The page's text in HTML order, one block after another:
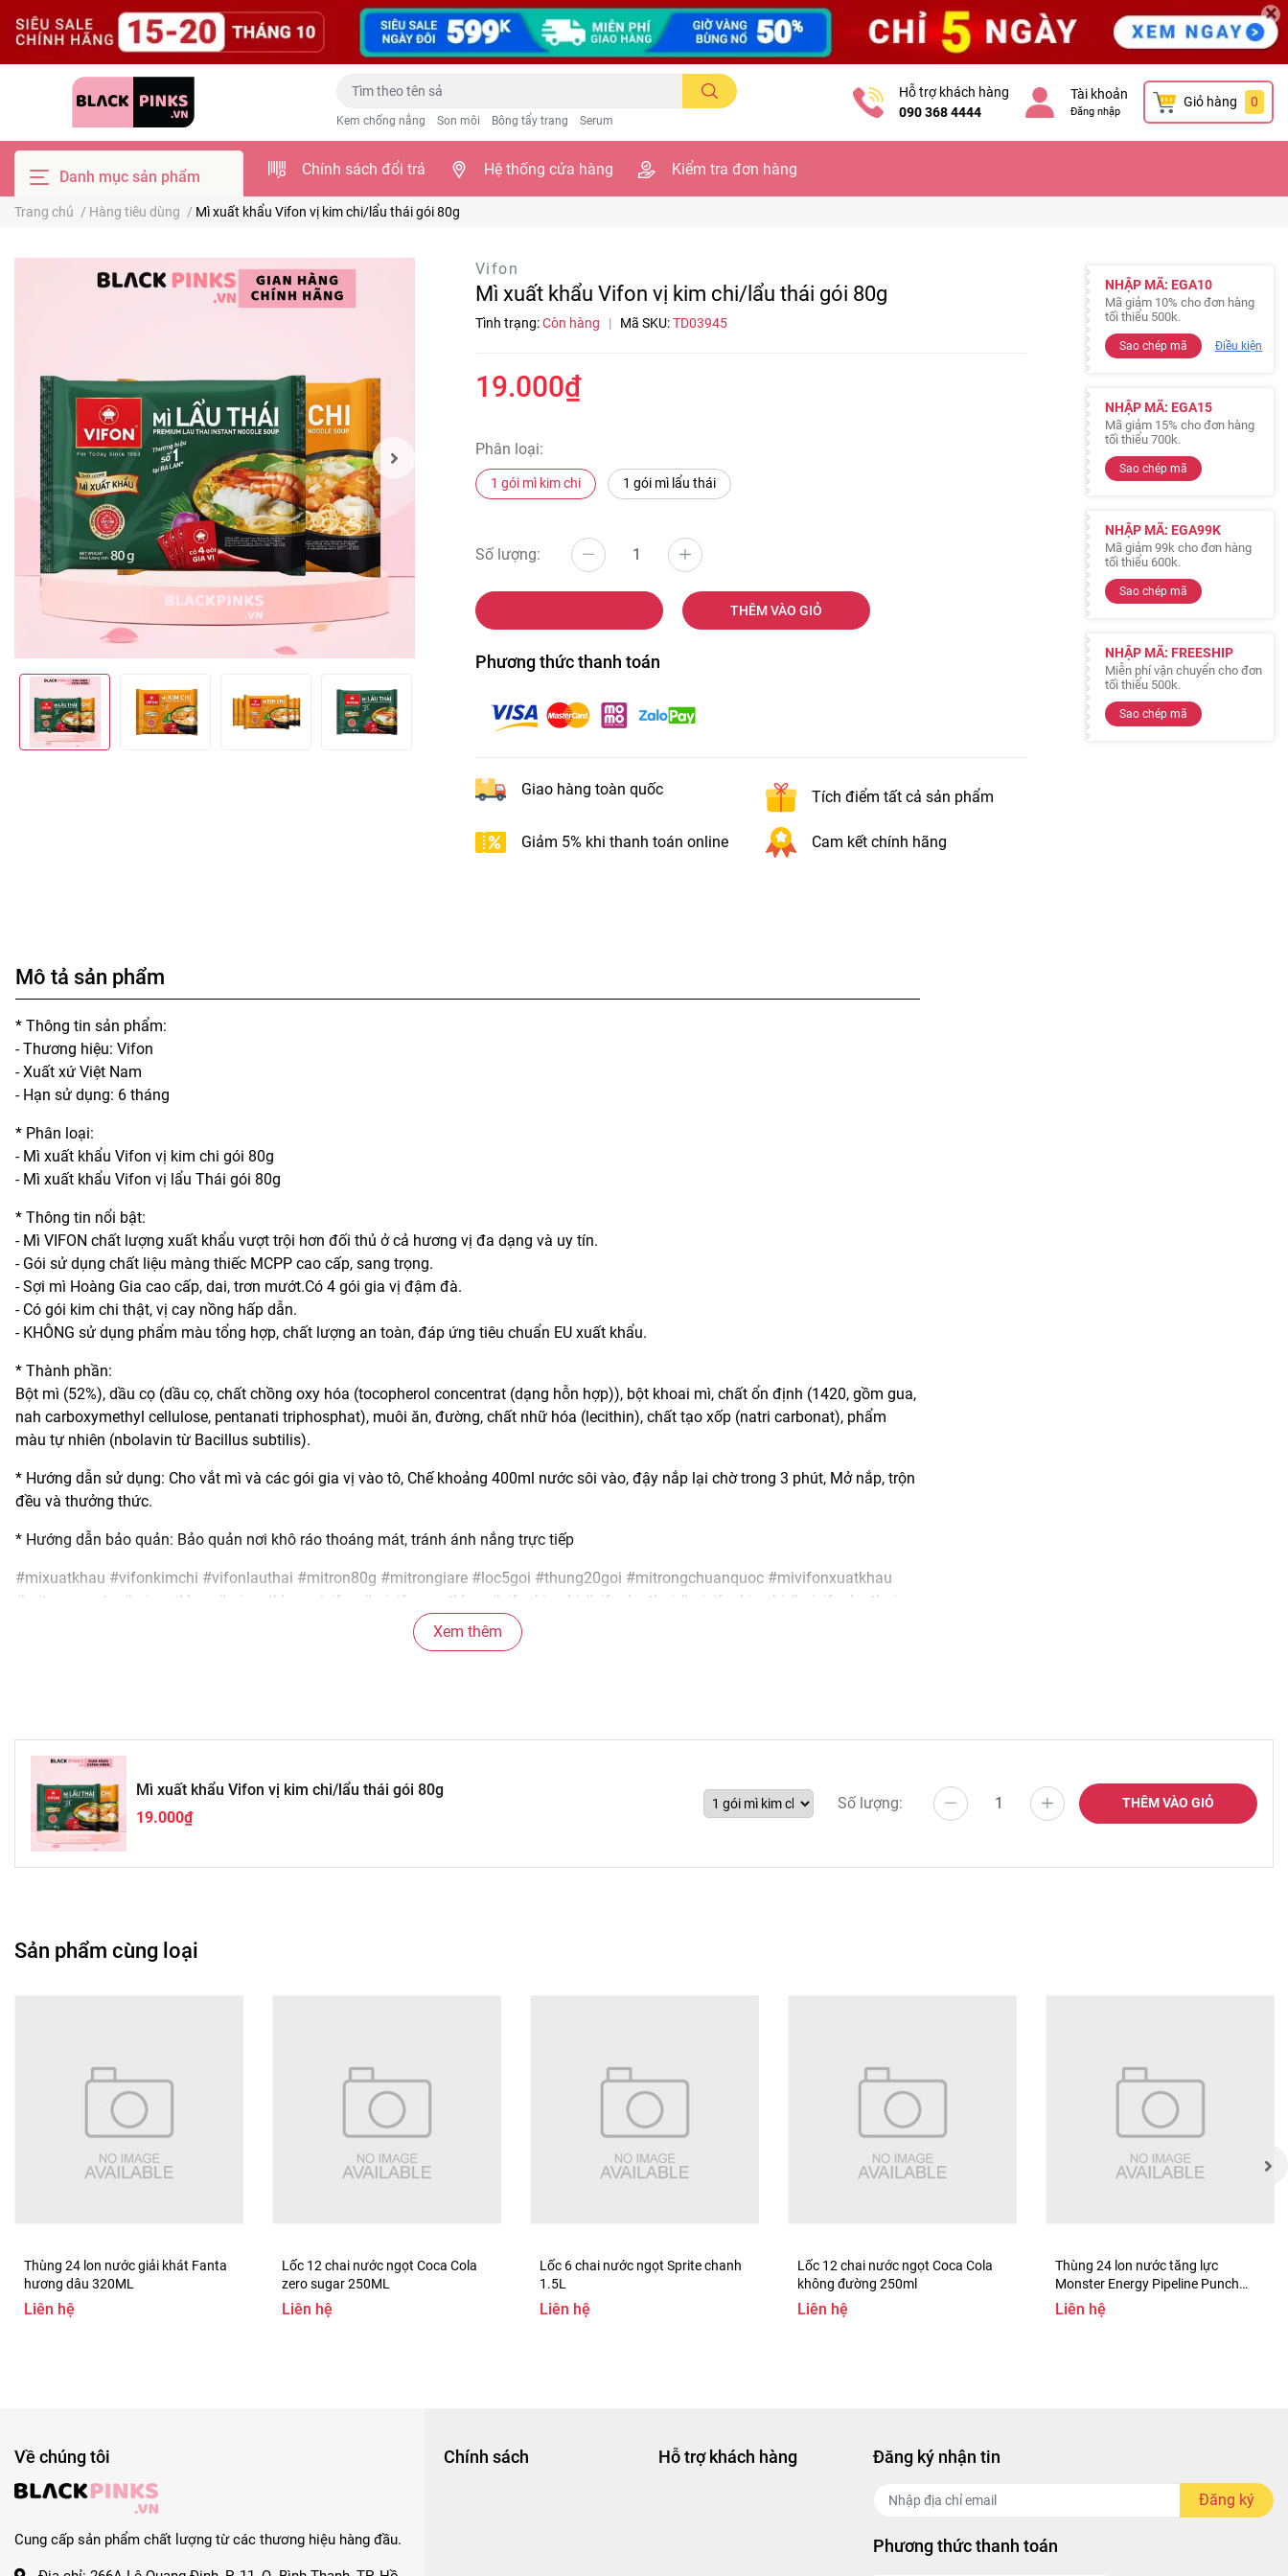
×
Kem chống nắng Son môi Bông tẩy trang Serum
Hỗ trợ khách hàng
090 368 4444
Tài khoản
Đăng nhập
Giỏ hàng 0
Danh mục sản phẩm Chính sách đổi trả Hệ thống cửa hàng Kiểm tra đơn hàng
Trang chủ / Hàng tiêu dùng / Mì xuất khẩu Vifon vị kim chi/lẩu thái gói 80g
Vifon
Mì xuất khẩu Vifon vị kim chi/lẩu thái gói 80g
Tình trạng:Còn hàng | Mã SKU:TD03945
19.000₫
Phân loại:
1 gói mì kim chi 1 gói mì lẩu thái
Số lượng:
THÊM VÀO GIỎ
Phương thức thanh toán
Giao hàng toàn quốc Tích điểm tất cả sản phẩm
Giảm 5% khi thanh toán online Cam kết chính hãng
NHẬP MÃ: EGA10
Mã giảm 10% cho đơn hàng
tối thiểu 500k.
Sao chép mã Điều kiện
NHẬP MÃ: EGA15
Mã giảm 15% cho đơn hàng
tối thiểu 700k.
Sao chép mã
NHẬP MÃ: EGA99K
Mã giảm 99k cho đơn hàng
tối thiểu 600k.
Sao chép mã
NHẬP MÃ: FREESHIP
Miễn phí vận chuyển cho đơn
tối thiểu 500k.
Sao chép mã
Mô tả sản phẩm
* Thông tin sản phẩm:
- Thương hiệu: Vifon
- Xuất xứ Việt Nam
- Hạn sử dụng: 6 tháng
* Phân loại:
- Mì xuất khẩu Vifon vị kim chi gói 80g
- Mì xuất khẩu Vifon vị lẩu Thái gói 80g
* Thông tin nổi bật:
- Mì VIFON chất lượng xuất khẩu vượt trội hơn đối thủ ở cả hương vị đa dạng và uy tín.
- Gói sử dụng chất liệu màng thiếc MCPP cao cấp, sang trọng.
- Sợi mì Hoàng Gia cao cấp, dai, trơn mướt.Có 4 gói gia vị đậm đà.
- Có gói kim chi thật, vị cay nồng hấp dẫn.
- KHÔNG sử dụng phẩm màu tổng hợp, chất lượng an toàn, đáp ứng tiêu chuẩn EU xuất khẩu.
* Thành phần:
Bột mì (52%), dầu cọ (dầu cọ, chất chồng oxy hóa (tocopherol concentrat (dạng hỗn hợp)), bột khoai mì, chất ổn định (1420, gồm gua,
nah carboxymethyl cellulose, pentanati triphosphat), muôi ăn, đường, chất nhữ hóa (lecithin), chất tạo xốp (natri carbonat), phẩm
màu tự nhiên (nbolavin từ Bacillus subtilis).
* Hướng dẫn sử dụng: Cho vắt mì và các gói gia vị vào tô, Chế khoảng 400ml nước sôi vào, đậy nắp lại chờ trong 3 phút, Mở nắp, trộn
đều và thưởng thức.
* Hướng dẫn bảo quản: Bảo quản nơi khô ráo thoáng mát, tránh ánh nắng trực tiếp
#mixuatkhau #vifonkimchi #vifonlauthai #mitron80g #mitrongiare #loc5goi #thung20goi #mitrongchuanquoc #mivifonxuatkhau
#mitronquocte #mixuatkhau #mixuatkhaumivifon #mivifonxuatkhau #vifonkimchi #vifonlauthai #mivifonkimchi #mivifonlauthai
#mitron80g #migoi80g #migoi #loc5goi #locmigoi #thung20goi #thungmigoi #mivifonmixvi #mixuatkhaumixvi #mitrongiare
#mitronquocte #mivifonchinhhang #blackpinks #blackpinksvn #blackpinkscom #blackpinkscomvn #blackpink #blackpinkvn
Xem thêm
Mì xuất khẩu Vifon vị kim chi/lẩu thái gói 80g
19.000₫
Số lượng: THÊM VÀO GIỎ
Sản phẩm cùng loại
Thùng 24 lon nước giải khát Fanta
hương dâu 320ML
Liên hệ
Lốc 12 chai nước ngọt Coca Cola
zero sugar 250ML
Liên hệ
Lốc 6 chai nước ngọt Sprite chanh
1.5L
Liên hệ
Lốc 12 chai nước ngọt Coca Cola
không đường 250ml
Liên hệ
Thùng 24 lon nước tăng lực
Monster Energy Pipeline Punch
355ml
Liên hệ
Về chúng tôi
Cung cấp sản phẩm chất lượng từ các thương hiệu hàng đầu.
Chính sách Hỗ trợ khách hàng Đăng ký nhận tin
Đăng ký
Phương thức thanh toán